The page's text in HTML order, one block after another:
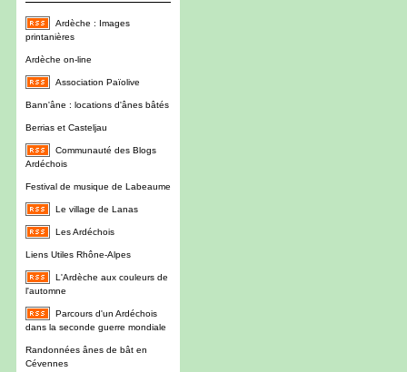
Ardèche : Images
printanières
Ardèche on-line
Association Païolive
Bann'âne : locations d'ânes bâtés
Berrias et Casteljau
Communauté des Blogs
Ardéchois
Festival de musique de Labeaume
Le village de Lanas
Les Ardéchois
Liens Utiles Rhône-Alpes
L'Ardèche aux couleurs de
l'automne
Parcours d'un Ardéchois
dans la seconde guerre mondiale
Randonnées ânes de bât en
Cévennes